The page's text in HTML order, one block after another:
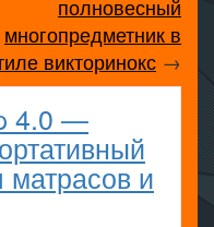
полновесный
многопредметник в
викторинокс →
4.0 —
матрасов и